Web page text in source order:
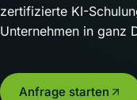
zertifizierte KI-
Unternehmen in ganz
Anfrage starten